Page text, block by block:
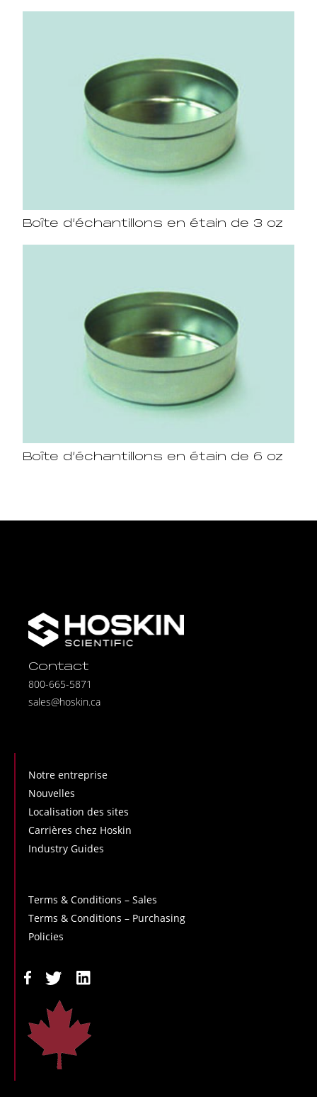
Boîte d’échantillons en étain de 3 oz
Boîte d’échantillons en étain de 6 oz
Contact
800-665-5871
sales@hoskin.ca
Notre entreprise
Nouvelles
Localisation des sites
Carrières chez Hoskin
Industry Guides
Terms & Conditions – Sales
Terms & Conditions – Purchasing
Policies